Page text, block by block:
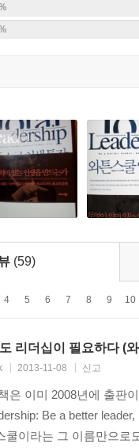
대한 이야기 등 여러
갈등의 틈새에서 시
(59)
4 5 6 7 8 9 10
리더십이 필요하다 (
2013-11-08 신고
은 이미 2008년에 출판
Be a better
쿨이라는 그 이름만으로